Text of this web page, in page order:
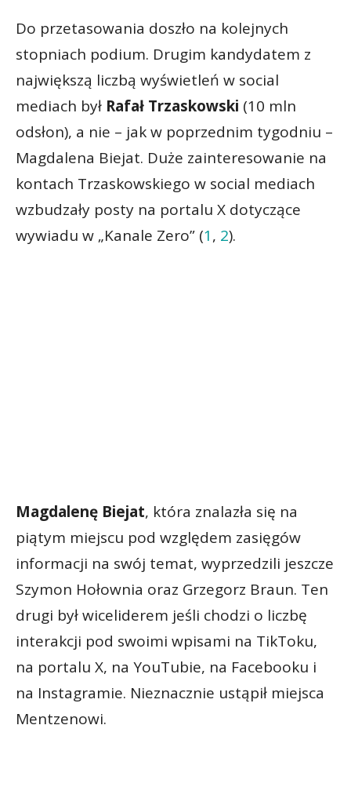
Do przetasowania doszło na kolejnych
stopniach podium. Drugim kandydatem z
największą liczbą wyświetleń w social
mediach był Rafał Trzaskowski (10 mln
odsłon), a nie – jak w poprzednim tygodniu –
Magdalena Biejat. Duże zainteresowanie na
kontach Trzaskowskiego w social mediach
wzbudzały posty na portalu X dotyczące
wywiadu w „Kanale Zero” (1, 2).
Magdalenę Biejat, która znalazła się na
piątym miejscu pod względem zasięgów
informacji na swój temat, wyprzedzili jeszcze
Szymon Hołownia oraz Grzegorz Braun. Ten
drugi był wiceliderem jeśli chodzi o liczbę
interakcji pod swoimi wpisami na TikToku,
na portalu X, na YouTubie, na Facebooku i
na Instagramie. Nieznacznie ustąpił miejsca
Mentzenowi.